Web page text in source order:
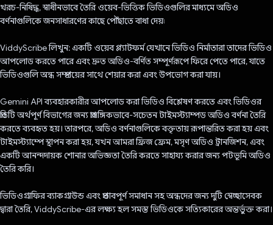
খরচ-নিষিদ্ধ, স্বাধীনভাবে তৈরি ওয়েব-ভিত্তিক ভিডিওগুলির মাধ্যমে অডিও
বর্ণনাগুলিকে জনসাধারণের কাছে পৌঁছাতে বাধা দেয়৷
ViddyScribe লিখুন: একটি ওয়েব প্ল্যাটফর্ম যেখানে ভিডিও নির্মাতারা তাদের ভিডিও
আপলোড করতে পারে এবং দ্রুত অডিও-বর্ণিত সম্পূর্ণরূপে ফিরে পেতে পারে, যাতে
ভিডিওগুলি অন্ধ সম্প্রদায়ের সাথে শেয়ার করা এবং উপভোগ করা যায়।
Gemini API ব্যবহারকারীর আপলোড করা ভিডিও বিশ্লেষণ করতে এবং ভিডিওর
প্রতিটি অর্থপূর্ণ বিভাগের জন্য প্রাসঙ্গিকভাবে-সচেতন টাইমস্ট্যাম্পড অডিও বর্ণনা তৈরি
করতে ব্যবহৃত হয়। তারপরে, অডিও বর্ণনাগুলিকে বক্তৃতায় রূপান্তরিত করা হয় এবং
টাইমস্ট্যাম্পে স্থাপন করা হয়, যখন আমরা ফ্রিজ ফ্রেম, মসৃণ অডিও ট্রানজিশন, এবং
একটি আনন্দদায়ক শোনার অভিজ্ঞতা তৈরি করতে সাহায্য করার জন্য পটভূমি অডিও
তৈরি করি।
ভিডিওগ্রাফির ব্যাকগ্রাউন্ড এবং প্রভাবপূর্ণ সমাধান সহ অন্ধদের জন্য দুটি স্বেচ্ছাসেবক
দ্বারা তৈরি, ViddyScribe-এর লক্ষ্য হল সমস্ত ভিডিওকে সত্যিকারের অন্তর্ভুক্ত করা।